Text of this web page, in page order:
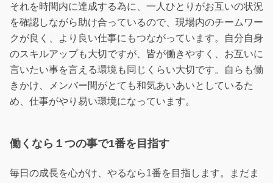
それを時間内に達成する為に、一人ひとりがお互いの状況
を確認しながら助け合っているので、現場内のチームワー
クが良く、より良い仕事にもつながっています。自分自身
のスキルアップも大切ですが、皆が働きやすく、お互いに
言いたい事を言える環境も同じくらい大切です。自らも働
きかけ、メンバー間がとても和気あいあいとしているた
め、仕事がやり易い環境になっています。
働くなら１つの事で1番を目指す
毎日の成長を心がけ、やるなら1番を目指します。まだま